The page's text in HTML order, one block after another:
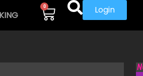
0 Login